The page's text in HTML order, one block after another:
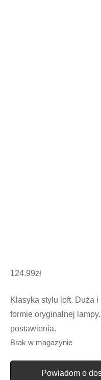
124.99zł
Klasyka stylu loft. Duża
formie oryginalnej
postawienia.
Brak w magazynie
Powiadom o